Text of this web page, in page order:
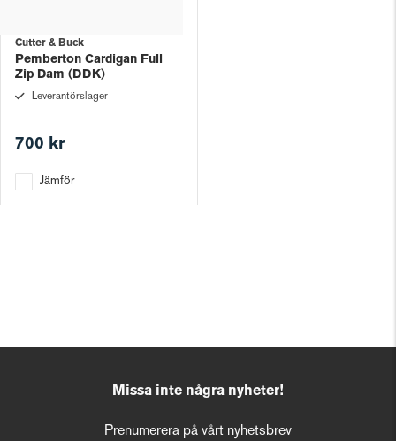
Cutter & Buck
Pemberton Cardigan Full
Zip Dam (DDK)
Leverantörslager
700 kr
Jämför
Missa inte några nyheter!
Prenumerera på vårt nyhetsbrev